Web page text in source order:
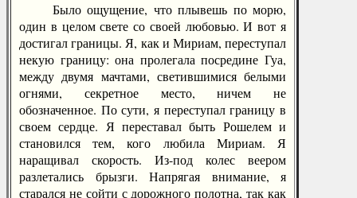
Было ощущение, что плывешь по морю,
один в целом свете со своей любовью. И вот я
достигал границы. Я, как и Мириам, переступал
некую границу: она пролегала посредине Гуа,
между двумя мачтами, светившимися белыми
огнями, секретное место, ничем не
обозначенное. По сути, я переступал границу в
своем сердце. Я переставал быть Рошелем и
становился тем, кого любила Мириам. Я
наращивал скорость. Из-под колес веером
разлетались брызги. Напрягая внимание, я
старался не сойти с дорожного полотна, так как